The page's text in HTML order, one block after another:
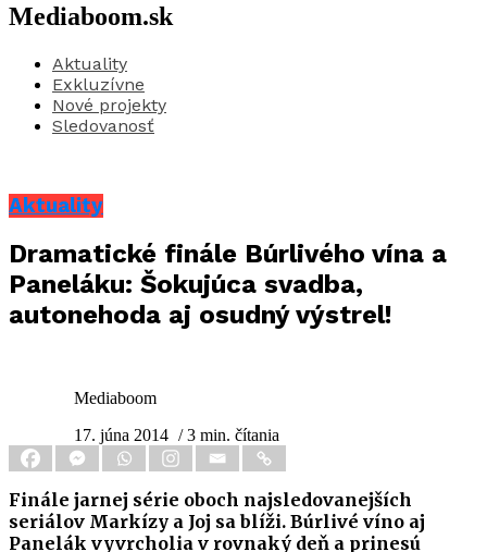
Mediaboom.sk
Aktuality
Exkluzívne
Nové projekty
Sledovanosť
Aktuality
Dramatické finále Búrlivého vína a
Paneláku: Šokujúca svadba,
autonehoda aj osudný výstrel!
Mediaboom
17. júna 2014 / 3 min. čítania
Finále jarnej série oboch najsledovanejších
seriálov Markízy a Joj sa blíži. Búrlivé víno aj
Panelák vyvrcholia v rovnaký deň a prinesú